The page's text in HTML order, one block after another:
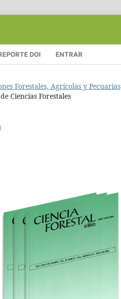
DOI ENTRAR
Forestales, Agrícolas y Pecuarias
Ciencias Forestales